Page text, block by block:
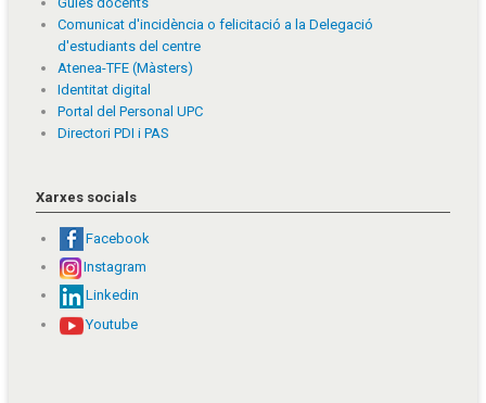
Comunicat d'incidència o felicitació a la Delegació
d'estudiants del centre
Atenea-TFE (Màsters)
Identitat digital
Portal del Personal UPC
Directori PDI i PAS
Xarxes socials
Facebook
Instagram
Linkedin
Youtube